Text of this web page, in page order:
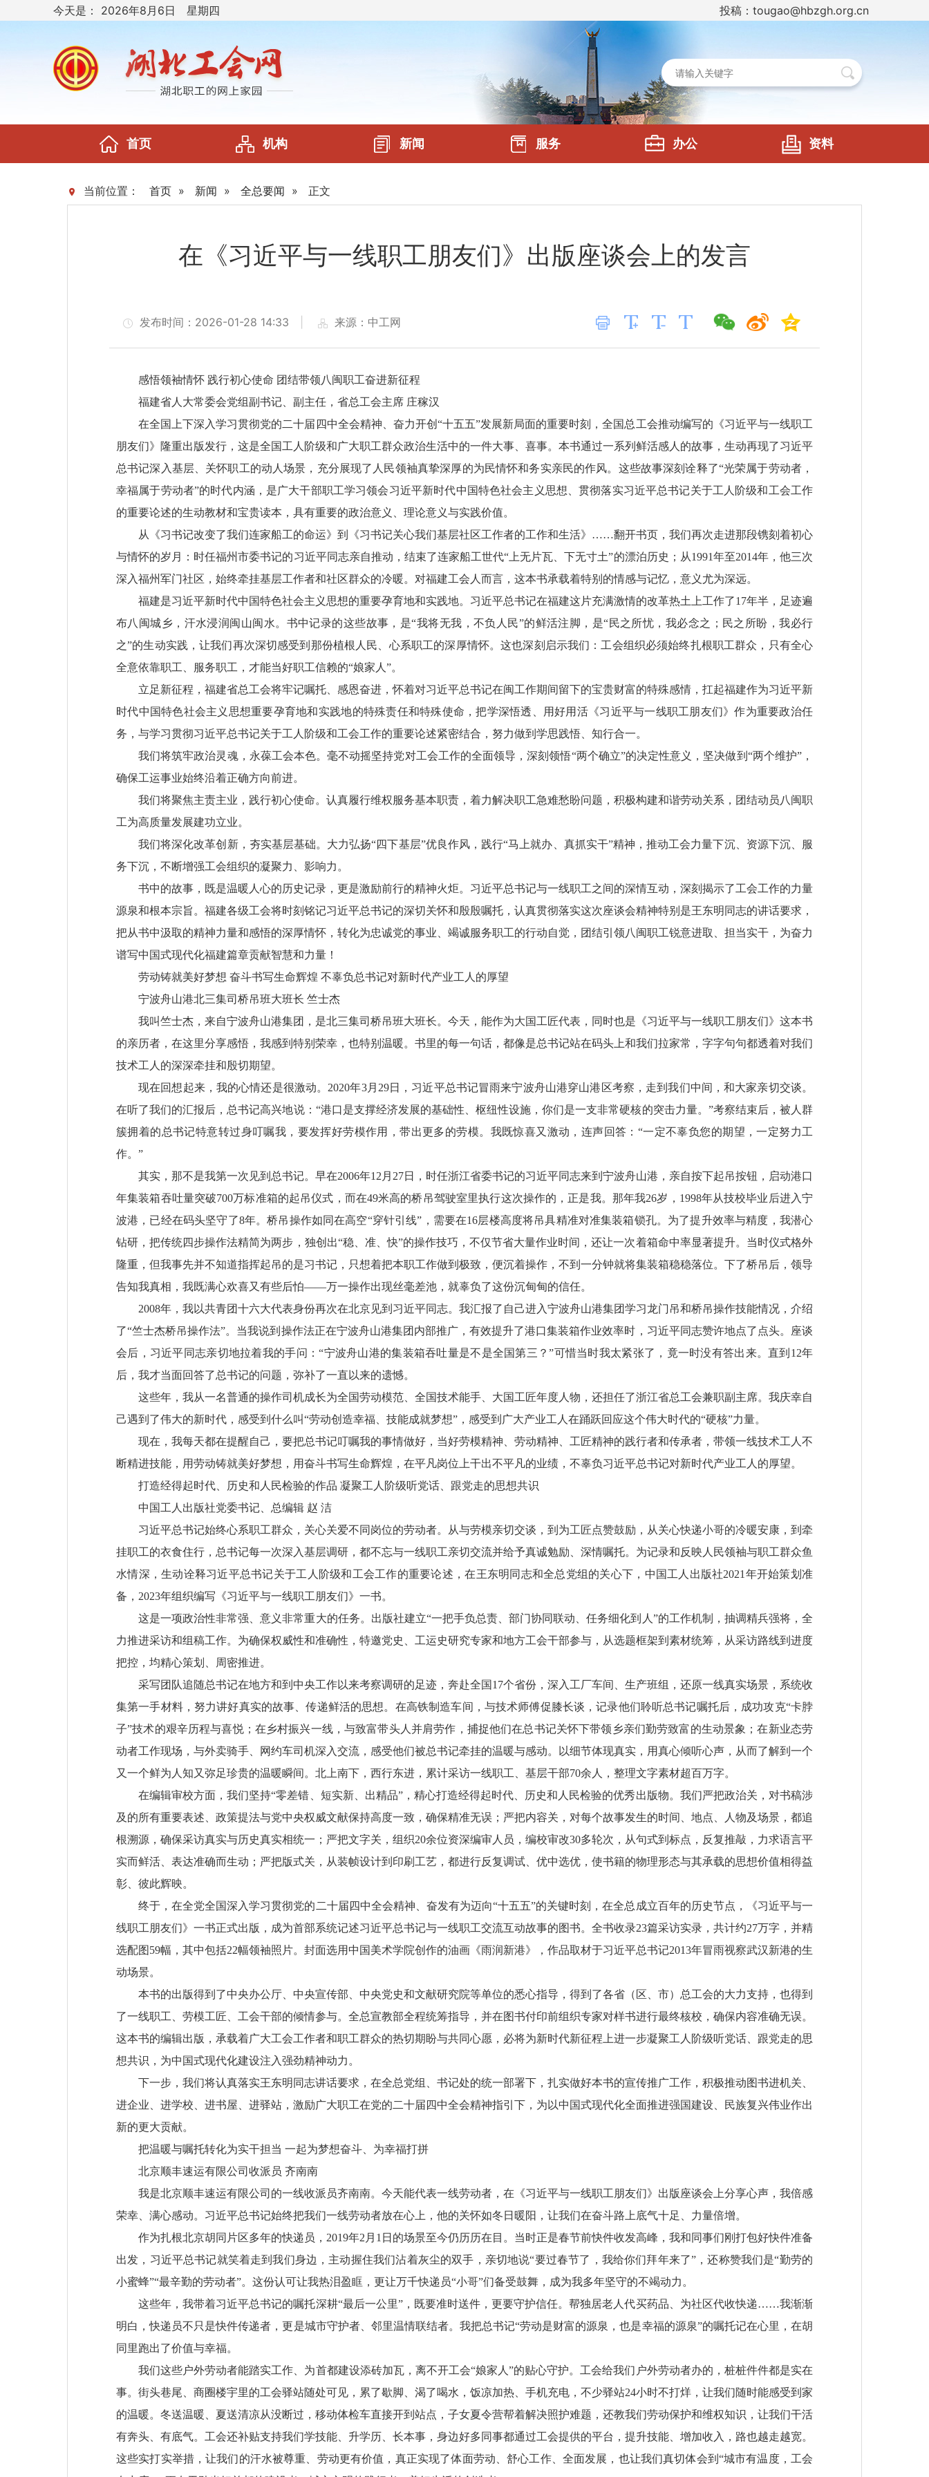
今天是： 2026年8月6日 星期四 投稿：tougao@hbzgh.org.cn
首页 机构 新闻 服务 办公 资料
当前位置： 首页 » 新闻 » 全总要闻 » 正文
在《习近平与一线职工朋友们》出版座谈会上的发言
发布时间：2026-01-28 14:33 来源：中工网
感悟领袖情怀 践行初心使命 团结带领八闽职工奋进新征程
福建省人大常委会党组副书记、副主任，省总工会主席 庄稼汉
在全国上下深入学习贯彻党的二十届四中全会精神、奋力开创“十五五”发展新局面的重要时刻，全国总工会推动编写的《习近平与一线职工
朋友们》隆重出版发行，这是全国工人阶级和广大职工群众政治生活中的一件大事、喜事。本书通过一系列鲜活感人的故事，生动再现了习近平
总书记深入基层、关怀职工的动人场景，充分展现了人民领袖真挚深厚的为民情怀和务实亲民的作风。这些故事深刻诠释了“光荣属于劳动者，
幸福属于劳动者”的时代内涵，是广大干部职工学习领会习近平新时代中国特色社会主义思想、贯彻落实习近平总书记关于工人阶级和工会工作
的重要论述的生动教材和宝贵读本，具有重要的政治意义、理论意义与实践价值。
从《习书记改变了我们连家船工的命运》到《习书记关心我们基层社区工作者的工作和生活》……翻开书页，我们再次走进那段镌刻着初心
与情怀的岁月：时任福州市委书记的习近平同志亲自推动，结束了连家船工世代“上无片瓦、下无寸土”的漂泊历史；从1991年至2014年，他三次
深入福州军门社区，始终牵挂基层工作者和社区群众的冷暖。对福建工会人而言，这本书承载着特别的情感与记忆，意义尤为深远。
福建是习近平新时代中国特色社会主义思想的重要孕育地和实践地。习近平总书记在福建这片充满激情的改革热土上工作了17年半，足迹遍
布八闽城乡，汗水浸润闽山闽水。书中记录的这些故事，是“我将无我，不负人民”的鲜活注脚，是“民之所忧，我必念之；民之所盼，我必行
之”的生动实践，让我们再次深切感受到那份植根人民、心系职工的深厚情怀。这也深刻启示我们：工会组织必须始终扎根职工群众，只有全心
全意依靠职工、服务职工，才能当好职工信赖的“娘家人”。
立足新征程，福建省总工会将牢记嘱托、感恩奋进，怀着对习近平总书记在闽工作期间留下的宝贵财富的特殊感情，扛起福建作为习近平新
时代中国特色社会主义思想重要孕育地和实践地的特殊责任和特殊使命，把学深悟透、用好用活《习近平与一线职工朋友们》作为重要政治任
务，与学习贯彻习近平总书记关于工人阶级和工会工作的重要论述紧密结合，努力做到学思践悟、知行合一。
我们将筑牢政治灵魂，永葆工会本色。毫不动摇坚持党对工会工作的全面领导，深刻领悟“两个确立”的决定性意义，坚决做到“两个维护”，
确保工运事业始终沿着正确方向前进。
我们将聚焦主责主业，践行初心使命。认真履行维权服务基本职责，着力解决职工急难愁盼问题，积极构建和谐劳动关系，团结动员八闽职
工为高质量发展建功立业。
我们将深化改革创新，夯实基层基础。大力弘扬“四下基层”优良作风，践行“马上就办、真抓实干”精神，推动工会力量下沉、资源下沉、服
务下沉，不断增强工会组织的凝聚力、影响力。
书中的故事，既是温暖人心的历史记录，更是激励前行的精神火炬。习近平总书记与一线职工之间的深情互动，深刻揭示了工会工作的力量
源泉和根本宗旨。福建各级工会将时刻铭记习近平总书记的深切关怀和殷殷嘱托，认真贯彻落实这次座谈会精神特别是王东明同志的讲话要求，
把从书中汲取的精神力量和感悟的深厚情怀，转化为忠诚党的事业、竭诚服务职工的行动自觉，团结引领八闽职工锐意进取、担当实干，为奋力
谱写中国式现代化福建篇章贡献智慧和力量！
劳动铸就美好梦想 奋斗书写生命辉煌 不辜负总书记对新时代产业工人的厚望
宁波舟山港北三集司桥吊班大班长 竺士杰
我叫竺士杰，来自宁波舟山港集团，是北三集司桥吊班大班长。今天，能作为大国工匠代表，同时也是《习近平与一线职工朋友们》这本书
的亲历者，在这里分享感悟，我感到特别荣幸，也特别温暖。书里的每一句话，都像是总书记站在码头上和我们拉家常，字字句句都透着对我们
技术工人的深深牵挂和殷切期望。
现在回想起来，我的心情还是很激动。2020年3月29日，习近平总书记冒雨来宁波舟山港穿山港区考察，走到我们中间，和大家亲切交谈。
在听了我们的汇报后，总书记高兴地说：“港口是支撑经济发展的基础性、枢纽性设施，你们是一支非常硬核的突击力量。”考察结束后，被人群
簇拥着的总书记特意转过身叮嘱我，要发挥好劳模作用，带出更多的劳模。我既惊喜又激动，连声回答：“一定不辜负您的期望，一定努力工
作。”
其实，那不是我第一次见到总书记。早在2006年12月27日，时任浙江省委书记的习近平同志来到宁波舟山港，亲自按下起吊按钮，启动港口
年集装箱吞吐量突破700万标准箱的起吊仪式，而在49米高的桥吊驾驶室里执行这次操作的，正是我。那年我26岁，1998年从技校毕业后进入宁
波港，已经在码头坚守了8年。桥吊操作如同在高空“穿针引线”，需要在16层楼高度将吊具精准对准集装箱锁孔。为了提升效率与精度，我潜心
钻研，把传统四步操作法精简为两步，独创出“稳、准、快”的操作技巧，不仅节省大量作业时间，还让一次着箱命中率显著提升。当时仪式格外
隆重，但我事先并不知道指挥起吊的是习书记，只想着把本职工作做到极致，便沉着操作，不到一分钟就将集装箱稳稳落位。下了桥吊后，领导
告知我真相，我既满心欢喜又有些后怕——万一操作出现丝毫差池，就辜负了这份沉甸甸的信任。
2008年，我以共青团十六大代表身份再次在北京见到习近平同志。我汇报了自己进入宁波舟山港集团学习龙门吊和桥吊操作技能情况，介绍
了“竺士杰桥吊操作法”。当我说到操作法正在宁波舟山港集团内部推广，有效提升了港口集装箱作业效率时，习近平同志赞许地点了点头。座谈
会后，习近平同志亲切地拉着我的手问：“宁波舟山港的集装箱吞吐量是不是全国第三？”可惜当时我太紧张了，竟一时没有答出来。直到12年
后，我才当面回答了总书记的问题，弥补了一直以来的遗憾。
这些年，我从一名普通的操作司机成长为全国劳动模范、全国技术能手、大国工匠年度人物，还担任了浙江省总工会兼职副主席。我庆幸自
己遇到了伟大的新时代，感受到什么叫“劳动创造幸福、技能成就梦想”，感受到广大产业工人在踊跃回应这个伟大时代的“硬核”力量。
现在，我每天都在提醒自己，要把总书记叮嘱我的事情做好，当好劳模精神、劳动精神、工匠精神的践行者和传承者，带领一线技术工人不
断精进技能，用劳动铸就美好梦想，用奋斗书写生命辉煌，在平凡岗位上干出不平凡的业绩，不辜负习近平总书记对新时代产业工人的厚望。
打造经得起时代、历史和人民检验的作品 凝聚工人阶级听党话、跟党走的思想共识
中国工人出版社党委书记、总编辑 赵 洁
习近平总书记始终心系职工群众，关心关爱不同岗位的劳动者。从与劳模亲切交谈，到为工匠点赞鼓励，从关心快递小哥的冷暖安康，到牵
挂职工的衣食住行，总书记每一次深入基层调研，都不忘与一线职工亲切交流并给予真诚勉励、深情嘱托。为记录和反映人民领袖与职工群众鱼
水情深，生动诠释习近平总书记关于工人阶级和工会工作的重要论述，在王东明同志和全总党组的关心下，中国工人出版社2021年开始策划准
备，2023年组织编写《习近平与一线职工朋友们》一书。
这是一项政治性非常强、意义非常重大的任务。出版社建立“一把手负总责、部门协同联动、任务细化到人”的工作机制，抽调精兵强将，全
力推进采访和组稿工作。为确保权威性和准确性，特邀党史、工运史研究专家和地方工会干部参与，从选题框架到素材统筹，从采访路线到进度
把控，均精心策划、周密推进。
采写团队追随总书记在地方和到中央工作以来考察调研的足迹，奔赴全国17个省份，深入工厂车间、生产班组，还原一线真实场景，系统收
集第一手材料，努力讲好真实的故事、传递鲜活的思想。在高铁制造车间，与技术师傅促膝长谈，记录他们聆听总书记嘱托后，成功攻克“卡脖
子”技术的艰辛历程与喜悦；在乡村振兴一线，与致富带头人并肩劳作，捕捉他们在总书记关怀下带领乡亲们勤劳致富的生动景象；在新业态劳
动者工作现场，与外卖骑手、网约车司机深入交流，感受他们被总书记牵挂的温暖与感动。以细节体现真实，用真心倾听心声，从而了解到一个
又一个鲜为人知又弥足珍贵的温暖瞬间。北上南下，西行东进，累计采访一线职工、基层干部70余人，整理文字素材超百万字。
在编辑审校方面，我们坚持“零差错、短实新、出精品”，精心打造经得起时代、历史和人民检验的优秀出版物。我们严把政治关，对书稿涉
及的所有重要表述、政策提法与党中央权威文献保持高度一致，确保精准无误；严把内容关，对每个故事发生的时间、地点、人物及场景，都追
根溯源，确保采访真实与历史真实相统一；严把文字关，组织20余位资深编审人员，编校审改30多轮次，从句式到标点，反复推敲，力求语言平
实而鲜活、表达准确而生动；严把版式关，从装帧设计到印刷工艺，都进行反复调试、优中选优，使书籍的物理形态与其承载的思想价值相得益
彰、彼此辉映。
终于，在全党全国深入学习贯彻党的二十届四中全会精神、奋发有为迈向“十五五”的关键时刻，在全总成立百年的历史节点，《习近平与一
线职工朋友们》一书正式出版，成为首部系统记述习近平总书记与一线职工交流互动故事的图书。全书收录23篇采访实录，共计约27万字，并精
选配图59幅，其中包括22幅领袖照片。封面选用中国美术学院创作的油画《雨润新港》，作品取材于习近平总书记2013年冒雨视察武汉新港的生
动场景。
本书的出版得到了中央办公厅、中央宣传部、中央党史和文献研究院等单位的悉心指导，得到了各省（区、市）总工会的大力支持，也得到
了一线职工、劳模工匠、工会干部的倾情参与。全总宣教部全程统筹指导，并在图书付印前组织专家对样书进行最终核校，确保内容准确无误。
这本书的编辑出版，承载着广大工会工作者和职工群众的热切期盼与共同心愿，必将为新时代新征程上进一步凝聚工人阶级听党话、跟党走的思
想共识，为中国式现代化建设注入强劲精神动力。
下一步，我们将认真落实王东明同志讲话要求，在全总党组、书记处的统一部署下，扎实做好本书的宣传推广工作，积极推动图书进机关、
进企业、进学校、进书屋、进驿站，激励广大职工在党的二十届四中全会精神指引下，为以中国式现代化全面推进强国建设、民族复兴伟业作出
新的更大贡献。
把温暖与嘱托转化为实干担当 一起为梦想奋斗、为幸福打拼
北京顺丰速运有限公司收派员 齐南南
我是北京顺丰速运有限公司的一线收派员齐南南。今天能代表一线劳动者，在《习近平与一线职工朋友们》出版座谈会上分享心声，我倍感
荣幸、满心感动。习近平总书记始终把我们一线劳动者放在心上，他的关怀如冬日暖阳，让我们在奋斗路上底气十足、力量倍增。
作为扎根北京胡同片区多年的快递员，2019年2月1日的场景至今仍历历在目。当时正是春节前快件收发高峰，我和同事们刚打包好快件准备
出发，习近平总书记就笑着走到我们身边，主动握住我们沾着灰尘的双手，亲切地说“要过春节了，我给你们拜年来了”，还称赞我们是“勤劳的
小蜜蜂”“最辛勤的劳动者”。这份认可让我热泪盈眶，更让万千快递员“小哥”们备受鼓舞，成为我多年坚守的不竭动力。
这些年，我带着习近平总书记的嘱托深耕“最后一公里”，既要准时送件，更要守护信任。帮独居老人代买药品、为社区代收快递……我渐渐
明白，快递员不只是快件传递者，更是城市守护者、邻里温情联结者。我把总书记“劳动是财富的源泉，也是幸福的源泉”的嘱托记在心里，在胡
同里跑出了价值与幸福。
我们这些户外劳动者能踏实工作、为首都建设添砖加瓦，离不开工会“娘家人”的贴心守护。工会给我们户外劳动者办的，桩桩件件都是实在
事。街头巷尾、商圈楼宇里的工会驿站随处可见，累了歇脚、渴了喝水，饭凉加热、手机充电，不少驿站24小时不打烊，让我们随时能感受到家
的温暖。冬送温暖、夏送清凉从没断过，移动体检车直接开到站点，子女夏令营帮着解决照护难题，还教我们劳动保护和维权知识，让我们干活
有奔头、有底气。工会还补贴支持我们学技能、升学历、长本事，身边好多同事都通过工会提供的平台，提升技能、增加收入，路也越走越宽。
这些实打实举措，让我们的汗水被尊重、劳动更有价值，真正实现了体面劳动、舒心工作、全面发展，也让我们真切体会到“城市有温度，工会